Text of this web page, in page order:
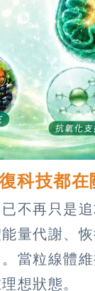
科技都在
不再只是
量代謝、
當粒線體
想狀態。